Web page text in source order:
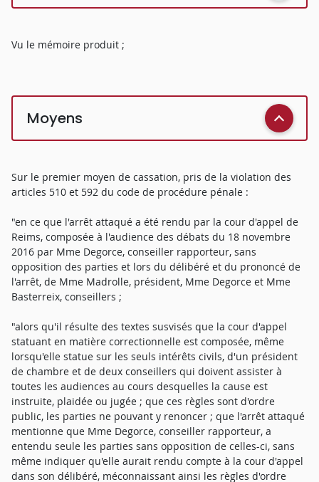
Vu le mémoire produit ;
Moyens
Sur le premier moyen de cassation, pris de la violation des
articles 510 et 592 du code de procédure pénale :
"en ce que l'arrêt attaqué a été rendu par la cour d'appel de
Reims, composée à l'audience des débats du 18 novembre
2016 par Mme Degorce, conseiller rapporteur, sans
opposition des parties et lors du délibéré et du prononcé de
l'arrêt, de Mme Madrolle, président, Mme Degorce et Mme
Basterreix, conseillers ;
"alors qu'il résulte des textes susvisés que la cour d'appel
statuant en matière correctionnelle est composée, même
lorsqu'elle statue sur les seuls intérêts civils, d'un président
de chambre et de deux conseillers qui doivent assister à
toutes les audiences au cours desquelles la cause est
instruite, plaidée ou jugée ; que ces règles sont d'ordre
public, les parties ne pouvant y renoncer ; que l'arrêt attaqué
mentionne que Mme Degorce, conseiller rapporteur, a
entendu seule les parties sans opposition de celles-ci, sans
même indiquer qu'elle aurait rendu compte à la cour d'appel
dans son délibéré, méconnaissant ainsi les règles d'ordre